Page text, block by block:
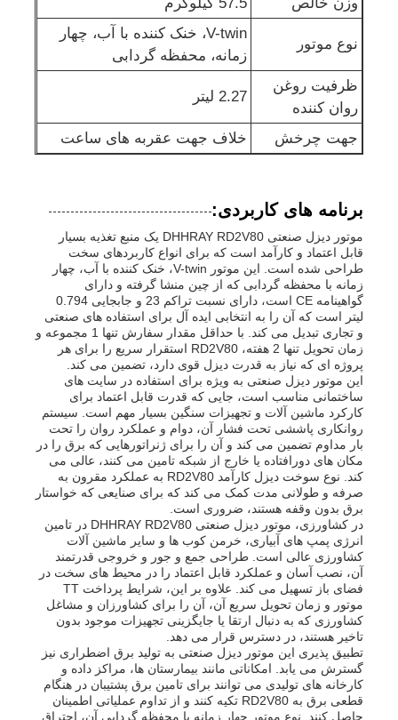
پمپ آب فاضلاب
نوع موتور
V-twin، خنک کننده با آب، چهار
زمانه، محفظه گردابی
ظرفیت روغن
روان کننده
2.27 لیتر
جهت چرخش خلاف جهت عقربه های ساعت
برنامه های کاربردی:
موتور دیزل صنعتی DHHRAY RD2V80 یک منبع تغذیه بسیار
قابل اعتماد و کارآمد است که برای انواع کاربردهای سخت
طراحی شده است. این موتور V-twin، خنک کننده با آب، چهار
زمانه با محفظه گردابی که از چین منشا گرفته و دارای
گواهینامه CE است، دارای نسبت تراکم 23 و جابجایی 0.794
لیتر است که آن را به انتخابی ایده آل برای استفاده های صنعتی
و تجاری تبدیل می کند. با حداقل مقدار سفارش تنها 1 مجموعه و
زمان تحویل تنها 2 هفته، RD2V80 استقرار سریع را برای هر
پروژه ای که نیاز به قدرت دیزل قوی دارد، تضمین می کند.
این موتور دیزل صنعتی به ویژه برای استفاده در سایت های
ساختمانی مناسب است، جایی که قدرت قابل اعتماد برای
کارکرد ماشین آلات و تجهیزات سنگین بسیار مهم است. سیستم
روانکاری پاششی تحت فشار آن، دوام و عملکرد روان را تحت
بار مداوم تضمین می کند و آن را برای ژنراتورهایی که برق را در
مکان های دورافتاده یا خارج از شبکه تامین می کنند، عالی می
کند. نوع سوخت دیزل کارآمد RD2V80 به عملکرد مقرون به
صرفه و طولانی مدت کمک می کند که برای صنایعی که خواستار
برق بدون وقفه هستند، ضروری است.
در کشاورزی، موتور دیزل صنعتی DHHRAY RD2V80 در تامین
انرژی پمپ های آبیاری، خرمن کوب ها و سایر ماشین آلات
کشاورزی عالی است. طراحی جمع و جور و خروجی قدرتمند
آن، نصب آسان و عملکرد قابل اعتماد را در محیط های سخت در
فضای باز تسهیل می کند. علاوه بر این، شرایط پرداخت TT
موتور و زمان تحویل سریع آن، آن را برای کشاورزان و مشاغل
کشاورزی که به دنبال ارتقا یا جایگزینی تجهیزات موجود بدون
تاخیر هستند، در دسترس قرار می دهد.
تطبیق پذیری این موتور دیزل صنعتی به تولید برق اضطراری نیز
گسترش می یابد. امکاناتی مانند بیمارستان ها، مراکز داده و
کارخانه های تولیدی می توانند برای تامین برق پشتیبان در هنگام
قطعی برق به RD2V80 تکیه کنند و از تداوم عملیاتی اطمینان
حاصل کنند. نوع موتور چهار زمانه با محفظه گردابی آن، احتراق